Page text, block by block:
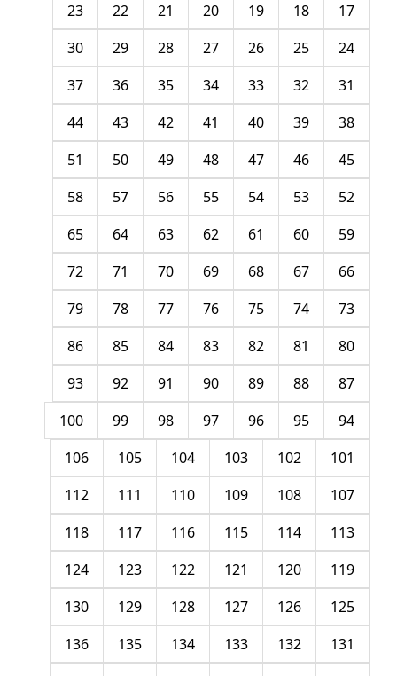
17
18
19
20
21
22
23
24
25
26
27
28
29
30
31
32
33
34
35
36
37
38
39
40
41
42
43
44
45
46
47
48
49
50
51
52
53
54
55
56
57
58
59
60
61
62
63
64
65
66
67
68
69
70
71
72
73
74
75
76
77
78
79
80
81
82
83
84
85
86
87
88
89
90
91
92
93
94
95
96
97
98
99
100
101
102
103
104
105
106
107
108
109
110
111
112
113
114
115
116
117
118
119
120
121
122
123
124
125
126
127
128
129
130
131
132
133
134
135
136